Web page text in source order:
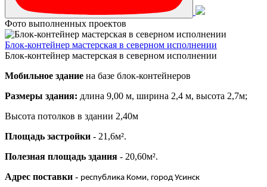
Фото выполненных проектов
Блок-контейнер мастерская в северном исполнении
Блок-контейнер мастерская в северном исполнении
Мобильное здание на базе блок-контейнеров
Размеры здания: длина 9,00 м, ширина 2,4 м, высота 2,7м;
Высота потолков в здании 2,40м
Площадь застройки - 21,6м².
Полезная площадь здания - 20,60м².
Адрес поставки - республика Коми, город Усинск